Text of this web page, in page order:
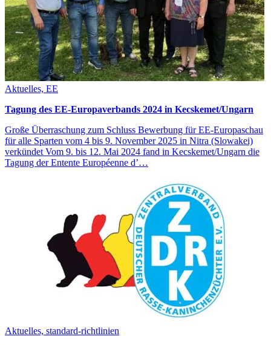
Aktuelles, EE
Tagung des EE-Europaverbands 2024 in Kecskemet/Ungarn
Große Überraschung zum Schluss Bewerbung für EE-Europaschau
für alle Sparten vom 4 bis 9. November 2025 in Nitra (Slowakei)
verkündet Vom 9. bis 12. Mai 2024 fand in Kecskemet/Ungarn die
Tagung der Entente Européenne d’…
Aktuelles, standard-richtlinien